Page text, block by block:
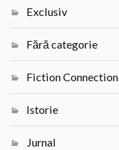
Exclusiv
Fără categorie
Fiction Connection
Istorie
Jurnal